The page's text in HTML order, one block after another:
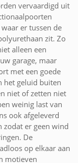
vervaardigd uit
er tussen de
zit. Zo
alleen een
garage, maar
met een goede
het geluid buiten
niet of zetten niet
weinig last van
ook afgeleverd
er geen wind
De
op elkaar aan
motieven